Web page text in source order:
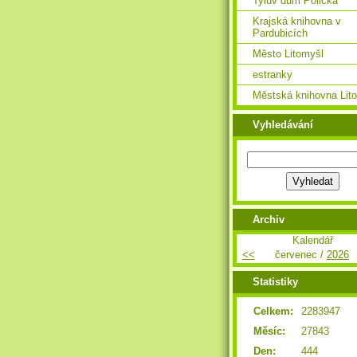
Krajská knihovna v
Pardubicích
Město Litomyšl
estranky
Městská knihovna
Vyhledávání
Archiv
Kalendář
<<
červenec / 2026
Statistiky
Celkem:
2283947
Měsíc:
27843
Den:
444